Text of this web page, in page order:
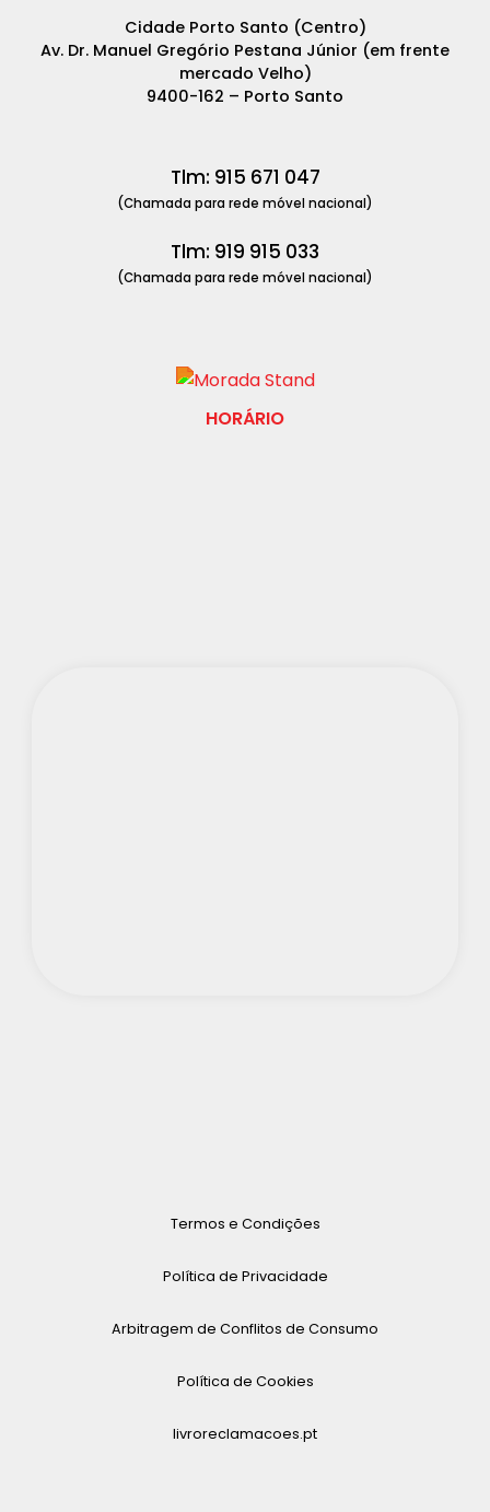
Cidade Porto Santo (Centro)
Av. Dr. Manuel Gregório Pestana Júnior (em frente
mercado Velho)
9400-162 – Porto Santo
Tlm: 915 671 047
(Chamada para rede móvel nacional)
Tlm: 919 915 033
(Chamada para rede móvel nacional)
HORÁRIO
Termos e Condições
Política de Privacidade
Arbitragem de Conflitos de Consumo
Política de Cookies
livroreclamacoes.pt